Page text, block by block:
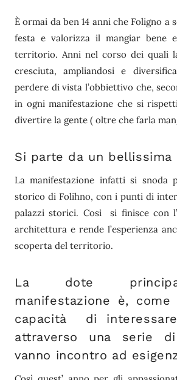
È ormai da ben 14 anni che Foligno a
festa e valorizza il mangiar bene
territorio. Anni nel corso dei quali
cresciuta, ampliandosi e
perdere di vista l’obbiettivo che,
in ogni manifestazione che si
divertire la gente ( oltre che farla
Si parte da un bellissima
La manifestazione infatti si
storico di Folihno, con i punti di
palazzi storici. Così si finisce con
architettura e rende l’esperienza
scoperta del territorio.
La dote
manifestazione è,
capacità di
attraverso una serie
vanno incontro ad